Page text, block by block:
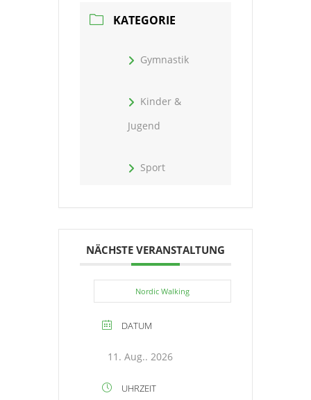
KATEGORIE
Gymnastik
Kinder &
Jugend
Sport
NÄCHSTE VERANSTALTUNG
Nordic Walking
DATUM
11. Aug.. 2026
UHRZEIT